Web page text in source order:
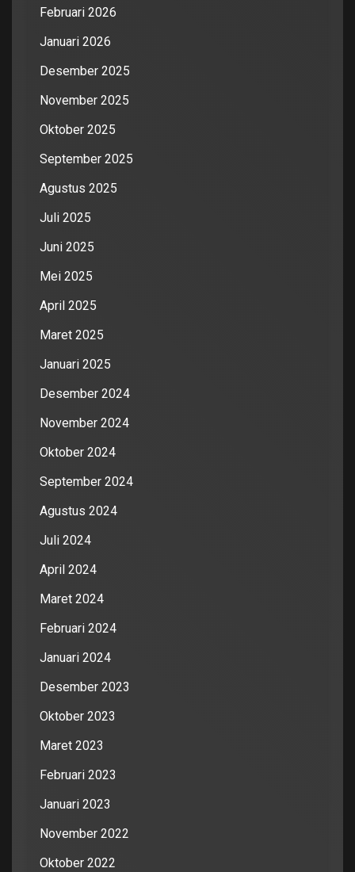
Februari 2026
Januari 2026
Desember 2025
November 2025
Oktober 2025
September 2025
Agustus 2025
Juli 2025
Juni 2025
Mei 2025
April 2025
Maret 2025
Januari 2025
Desember 2024
November 2024
Oktober 2024
September 2024
Agustus 2024
Juli 2024
April 2024
Maret 2024
Februari 2024
Januari 2024
Desember 2023
Oktober 2023
Maret 2023
Februari 2023
Januari 2023
November 2022
Oktober 2022